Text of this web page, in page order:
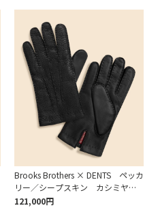
Brooks Brothers × DENTS ペッカ
リー／シープスキン カシミヤラ
イニング レザーグローブ Made
121,000円